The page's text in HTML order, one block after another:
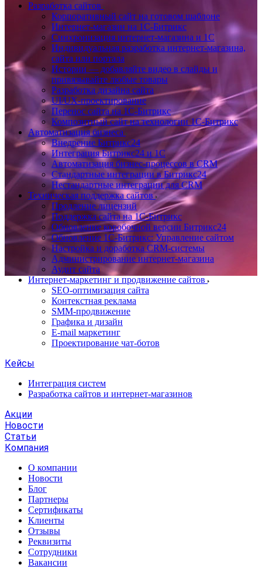
Разработка сайтов
Корпоративный сайт на готовом шаблоне
Интернет-магазин на 1С-Битрикс
Синхронизация интернет-магазина и 1С
Индивидуальная разработка интернет-магазина,
сайта или портала
Истории — добавляйте видео в слайды и
привязывайте любые товары
Разработка дизайна сайта
UI/UX-проектирование
Перенос сайта на 1С-Битрикс
Композитный сайт на технологии 1С-Битрикс
Автоматизация бизнеса
Внедрение Битрикс24
Интеграция Битрикс24 и 1С
Автоматизация бизнес-процессов в CRM
Стандартные интеграции в Битрикс24
Нестандартные интеграции для CRM
Техническая поддержка сайтов
Продление лицензий
Поддержка сайта на 1С-Битрикс
Обновление коробочной версии Битрикс24
Обновление 1С-Битрикс: Управление сайтом
Настройка и доработка CRM-системы
Администрирование интернет-магазина
Аудит сайта
Интернет-маркетинг и продвижение сайтов
SEO-оптимизация сайта
Контекстная реклама
SMM-продвижение
Графика и дизайн
E-mail маркетинг
Проектирование чат-ботов
Кейсы
Интеграция систем
Разработка сайтов и интернет-магазинов
Акции
Новости
Статьи
Компания
О компании
Новости
Блог
Партнеры
Сертификаты
Клиенты
Отзывы
Реквизиты
Сотрудники
Вакансии